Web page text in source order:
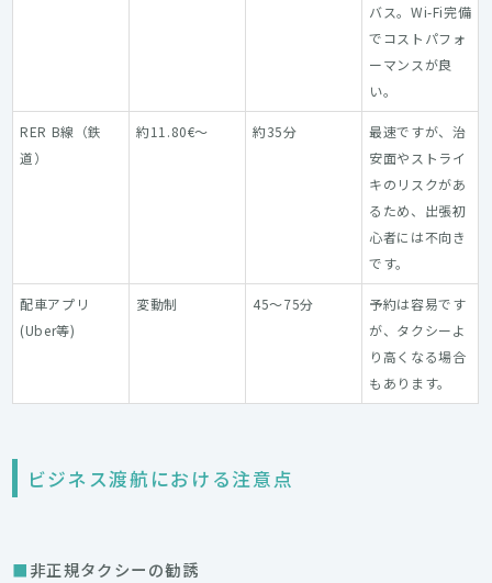
バス。Wi-Fi完備
でコストパフォ
ーマンスが良
い。
RER B線（鉄
道）
約11.80€〜 約35分
最速ですが、治
安面やストライ
キのリスクがあ
るため、出張初
心者には不向き
です。
配車アプリ
(Uber等)
変動制 45〜75分
予約は容易です
が、タクシーよ
り高くなる場合
もあります。
ビジネス渡航における注意点
非正規タクシーの勧誘